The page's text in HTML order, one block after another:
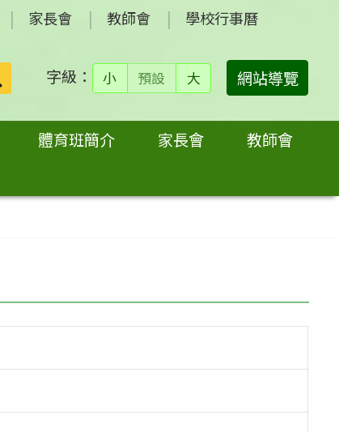
家長會 教師會 學校行事曆
搜
尋：
字級： 小 預設 大 網站導覽
體育班簡介 家長會
教師會